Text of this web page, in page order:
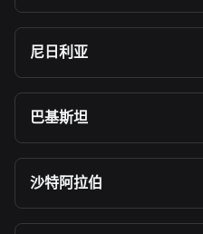
尼日利亚
巴基斯坦
沙特阿拉伯